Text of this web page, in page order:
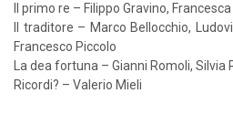
Il primo re – Filippo Gravino,
Il traditore – Marco Bellocchio,
Francesco Piccolo
La dea fortuna – Gianni Romoli,
Ricordi? – Valerio Mieli